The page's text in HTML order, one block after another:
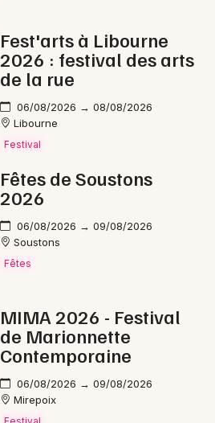
Fest'arts à Libourne
2026 : festival des arts
de la rue
06/08/2026 → 08/08/2026
Libourne
Festival
Fêtes de Soustons
2026
06/08/2026 → 09/08/2026
Soustons
Fêtes
MIMA 2026 - Festival
de Marionnette
Contemporaine
06/08/2026 → 09/08/2026
Mirepoix